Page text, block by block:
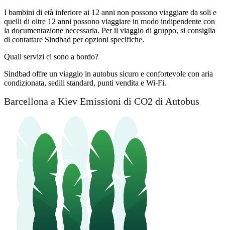
I bambini di età inferiore ai 12 anni non possono viaggiare da soli e
quelli di oltre 12 anni possono viaggiare in modo indipendente con
la documentazione necessaria. Per il viaggio di gruppo, si consiglia
di contattare Sindbad per opzioni specifiche.
Quali servizi ci sono a bordo?
Sindbad offre un viaggio in autobus sicuro e confortevole con aria
condizionata, sedili standard, punti vendita e Wi-Fi.
Barcellona a Kiev Emissioni di CO2 di Autobus